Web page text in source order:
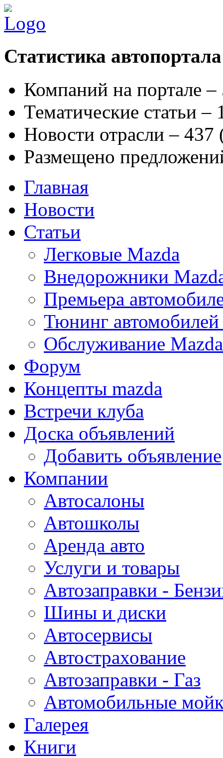
Статистика автопортала
Компаний на портале
Тематические статьи –
Новости отрасли – 437
Размещено
Главная
Новости
Статьи
Легковые Mazda
Внедорожники
Премьера
Тюнинг
Обслуживание Mazda
Форум
Концепты mazda
Встречи клуба
Доска объявлений
Добавить объявление
Компании
Автосалоны
Автошколы
Аренда авто
Услуги и товары
Автозаправки -
Шины и диски
Автосервисы
Автострахование
Автозаправки - Газ
Автомобильные
Галерея
Книги